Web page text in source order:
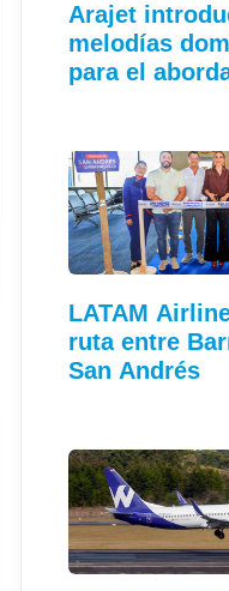
Arajet
melodías
para el
LATAM
ruta entre
San Andrés